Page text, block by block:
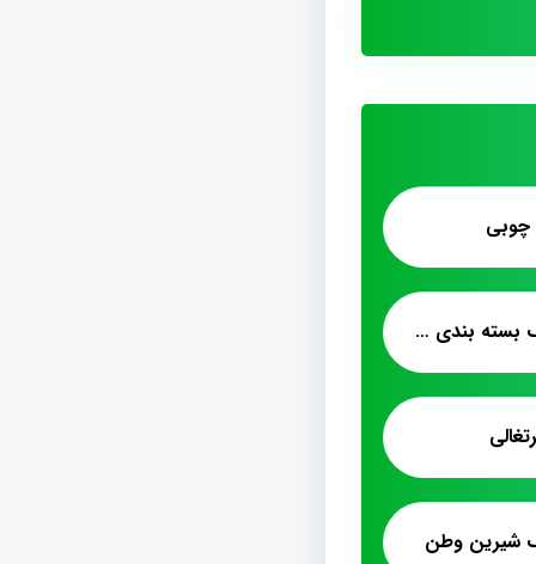
چوبی
خرید اینترنتی پشمک بسته بندی ۵۰ گرمی
شیرین وطن